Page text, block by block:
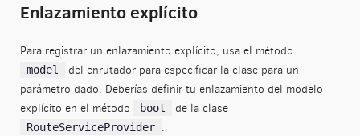
Enlazamiento explícito
Para registrar un enlazamiento explícito, usa el método
model
del enrutador para especificar la clase para un
parámetro dado. Deberías definir tu enlazamiento del modelo
explícito en el método
boot de la clase
RouteServiceProvider :